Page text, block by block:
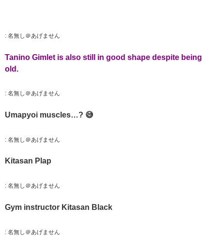
: 名無し＠あげません
Tanino Gimlet is also still in good shape despite being
old.
: 名無し＠あげません
Umapyoi muscles…? 😅
: 名無し＠あげません
Kitasan Plap
: 名無し＠あげません
Gym instructor Kitasan Black
: 名無し＠あげません